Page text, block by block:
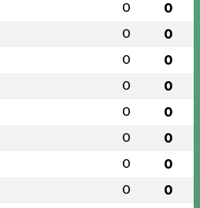
0 0
0 0
0 0
0 0
0 0
0 0
0 0
0 0